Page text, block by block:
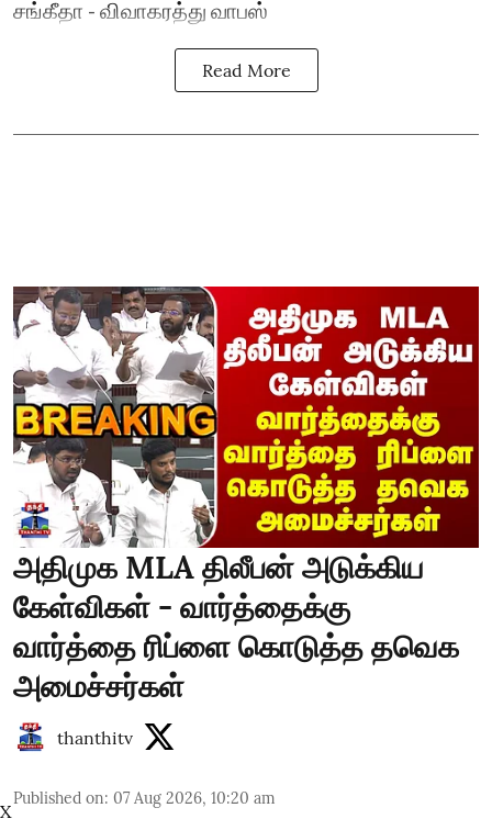
சங்கீதா - விவாகரத்து வாபஸ்
Read More
அதிமுக MLA திலீபன் அடுக்கிய
கேள்விகள் - வார்த்தைக்கு
வார்த்தை ரிப்ளை கொடுத்த தவெக
அமைச்சர்கள்
thanthitv
Published on: 07 Aug 2026, 10:20 am
X